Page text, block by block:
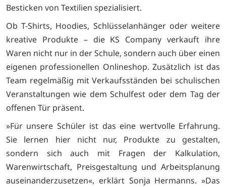
Besticken von Textilien spezialisiert.
Ob T-Shirts, Hoodies, Schlüsselanhänger oder weitere
kreative Produkte – die KS Company verkauft ihre
Waren nicht nur in der Schule, sondern auch über einen
eigenen professionellen Onlineshop. Zusätzlich ist das
Team regelmäßig mit Verkaufsständen bei schulischen
Veranstaltungen wie dem Schulfest oder dem Tag der
offenen Tür präsent.
»Für unsere Schüler ist das eine wertvolle Erfahrung.
Sie lernen hier nicht nur, Produkte zu gestalten,
sondern sich auch mit Fragen der Kalkulation,
Warenwirtschaft, Preisgestaltung und Arbeitsplanung
auseinanderzusetzen«, erklärt Sonja Hermanns. »Das